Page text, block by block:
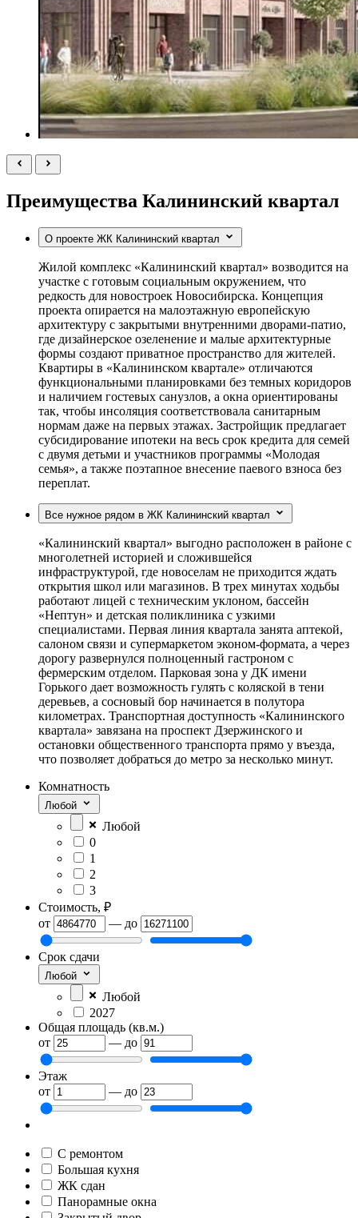
Преимущества Калининский квартал
О проекте ЖК Калининский квартал
Жилой комплекс «Калининский квартал» возводится на
участке с готовым социальным окружением, что
редкость для новостроек Новосибирска. Концепция
проекта опирается на малоэтажную европейскую
архитектуру с закрытыми внутренними дворами-патио,
где дизайнерское озеленение и малые архитектурные
формы создают приватное пространство для жителей.
Квартиры в «Калининском квартале» отличаются
функциональными планировками без темных коридоров
и наличием гостевых санузлов, а окна ориентированы
так, чтобы инсоляция соответствовала санитарным
нормам даже на первых этажах. Застройщик предлагает
субсидирование ипотеки на весь срок кредита для семей
с двумя детьми и участников программы «Молодая
семья», а также поэтапное внесение паевого взноса без
переплат.
Все нужное рядом в ЖК Калининский квартал
«Калининский квартал» выгодно расположен в районе с
многолетней историей и сложившейся
инфраструктурой, где новоселам не приходится ждать
открытия школ или магазинов. В трех минутах ходьбы
работают лицей с техническим уклоном, бассейн
«Нептун» и детская поликлиника с узкими
специалистами. Первая линия квартала занята аптекой,
салоном связи и супермаркетом эконом-формата, а через
дорогу развернулся полноценный гастроном с
фермерским отделом. Парковая зона у ДК имени
Горького дает возможность гулять с коляской в тени
деревьев, а сосновый бор начинается в полутора
километрах. Транспортная доступность «Калининского
квартала» завязана на проспект Дзержинского и
остановки общественного транспорта прямо у въезда,
что позволяет добраться до метро за несколько минут.
Комнатность
Любой
Любой
0
1
2
3
Стоимость, ₽
от
— до
Срок сдачи
Любой
Любой
2027
Общая площадь (кв.м.)
от
— до
Этаж
от
— до
С ремонтом
Большая кухня
ЖК сдан
Панорамные окна